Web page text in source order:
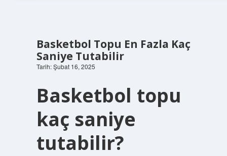
Basketbol Topu En Fazla Kaç
Saniye Tutabilir
Tarih: Şubat 16, 2025
Basketbol topu
kaç saniye
tutabilir?